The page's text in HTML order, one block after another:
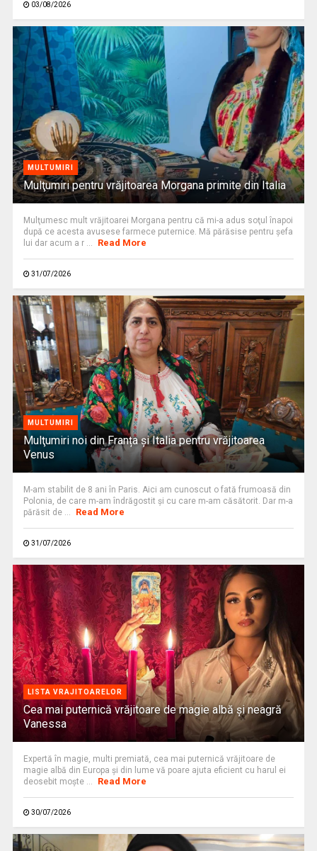
03/08/2026
MULTUMIRI
Mulţumiri pentru vrăjitoarea Morgana primite din Italia
Mulţumesc mult vrăjitoarei Morgana pentru că mi-a adus soţul înapoi
după ce acesta avusese farmece puternice. Mă părăsise pentru şefa
lui dar acum a r ...
Read More
31/07/2026
MULTUMIRI
Mulţumiri noi din Franța și Italia pentru vrăjitoarea
Venus
M-am stabilit de 8 ani în Paris. Aici am cunoscut o fată frumoasă din
Polonia, de care m-am îndrăgostit şi cu care m-am căsătorit. Dar m-a
părăsit de ...
Read More
31/07/2026
LISTA VRAJITOARELOR
Cea mai puternică vrăjitoare de magie albă și neagră
Vanessa
Expertă în magie, multi premiată, cea mai puternică vrăjitoare de
magie albă din Europa și din lume vă poare ajuta eficient cu harul ei
deosebit moște ...
Read More
30/07/2026